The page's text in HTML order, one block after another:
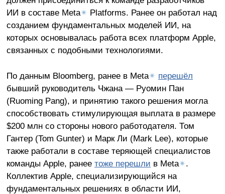
ИИ в составе Meta✴ Platforms. Ранее он работал над
созданием фундаментальных моделей ИИ, на
которых основывалась работа всех платформ Apple,
связанных с подобными технологиями.
По данным Bloomberg, ранее в Meta✴ перешёл
бывший руководитель Чжана — Руомин Пан
(Ruoming Pang), и принятию такого решения могла
способствовать стимулирующая выплата в размере
$200 млн со стороны нового работодателя. Том
Гантер (Tom Gunter) и Марк Ли (Mark Lee), которые
также работали в составе теряющей специалистов
команды Apple, ранее тоже перешли в Meta✴.
Коллектив Apple, специализирующийся на
фундаментальных решениях в области ИИ,